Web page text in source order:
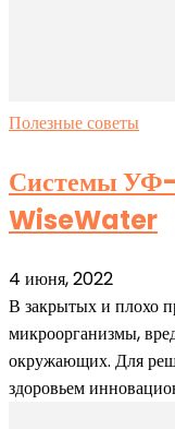
Полезные советы
Системы УФ-
WiseWater
4 июня, 2022
В закрытых и плохо
микроорганизмы,
окружающих. Для
здоровьем